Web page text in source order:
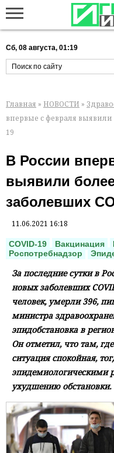
Сб, 08 августа, 01:19
Главная » НОВОСТИ »
впервые с февраля
19
В России
выявили
заболевших
11.06.2021 16:18
COVID-19 Вакцинация
Роспотребнадзор
За последние сутки в
новых заболевших
человек, умерли 396,
министра
эпидобстановка в
Он отметил, что там,
ситуация спокойная,
эпидемиологическими
ухудшению обстановки.